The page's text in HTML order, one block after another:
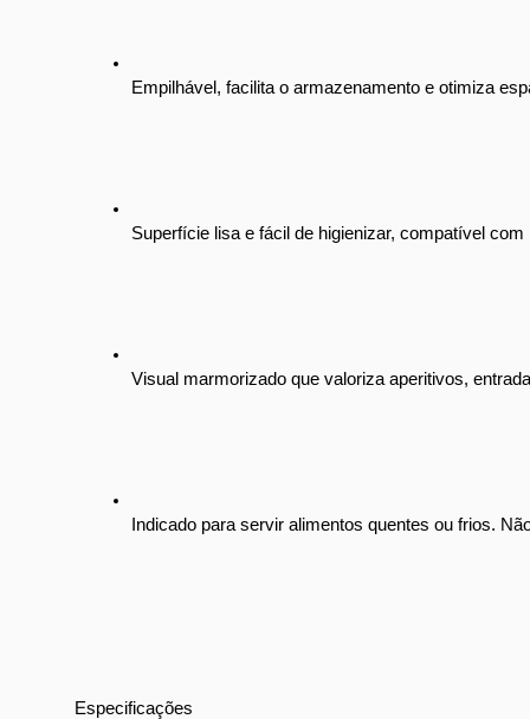
Empilhável, facilita o armazenamento e otimiza
Superfície lisa e fácil de higienizar, compatível
Visual marmorizado que valoriza aperitivos,
Indicado para servir alimentos quentes ou frios.
Especificações